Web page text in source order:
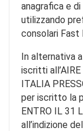
anagrafica e
utilizzando
consolari Fast
In alternativa
iscritti
ITALIA
per iscritto la
ENTRO IL 31
all’indizione